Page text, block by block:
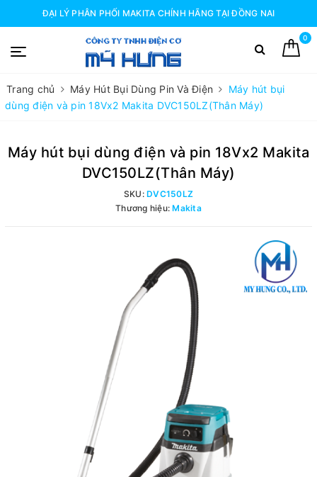
ĐẠI LÝ PHÂN PHỐI MAKITA CHÍNH HÃNG TẠI ĐỒNG NAI
0
Trang chủ Máy Hút Bụi Dùng Pin Và Điện
Máy hút bụi
dùng điện và pin 18Vx2 Makita DVC150LZ(Thân Máy)
Máy hút bụi dùng điện và pin 18Vx2 Makita
DVC150LZ(Thân Máy)
SKU:DVC150LZ
Thương hiệu:Makita